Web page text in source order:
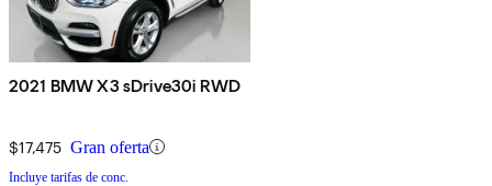
2021 BMW X3 sDrive30i RWD
$17,475 Gran oferta
Incluye tarifas de conc.